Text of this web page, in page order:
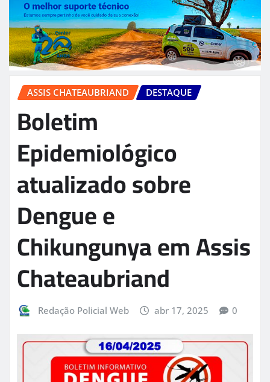
ASSIS CHATEAUBRIAND DESTAQUE
Boletim
Epidemiológico
atualizado sobre
Dengue e
Chikungunya em Assis
Chateaubriand
Redação Policial Web abr 17, 2025 0